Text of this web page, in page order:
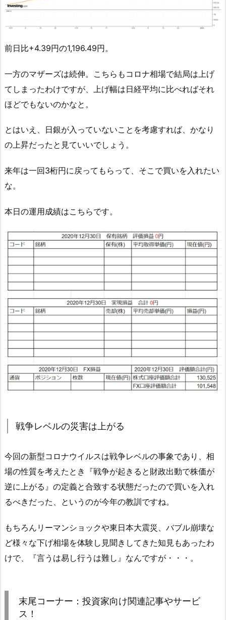
前日比+4.39円の1,196.49円。
一方のマザーズは続伸。こちらもコロナ相場で結局は上げ
てしまったわけですが、上げ幅は日経平均に比べればそれ
ほどでもないのかなと。
とはいえ、日銀が入っていないことを考慮すれば、かなり
の上昇だったと見ていいでしょう。
来年は一回3桁円に戻ってもらって、そこで買いを入れたい
な。
本日の運用成績はこちらです。
戦争レベルの災害は上がる
今回の新型コロナウイルスは戦争レベルの事象であり、相
場の性質を考えたとき『戦争が起きると財政出動で株価が
逆に上がる』の定義と合致する状態だったので買いを入れ
るべきだった、というのが今年の教訓ですね。
もちろんリーマンショックや東日本大震災、バブル崩壊な
ど様々な下げ相場を体験し見聞きしてきた知見もあったわ
けで、『言うは易し行うは難し』なんですが・・・。
末尾コーナー：投資家向け関連記事やサービ
ス！